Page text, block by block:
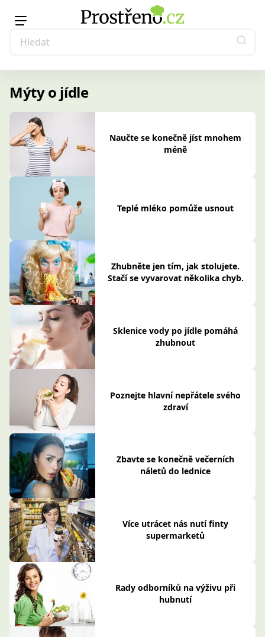
Mýty o jídle
Naučte se konečně jíst mnohem
méně
Teplé mléko pomůže usnout
Zhubněte jen tím, jak stolujete.
Stačí se vyvarovat několika chyb.
Sklenice vody po jídle pomáhá
zhubnout
Poznejte hlavní nepřátele svého
zdraví
Zbavte se konečně večerních
náletů do lednice
Více utrácet nás nutí finty
supermarketů
Rady odborníků na výživu při
hubnutí